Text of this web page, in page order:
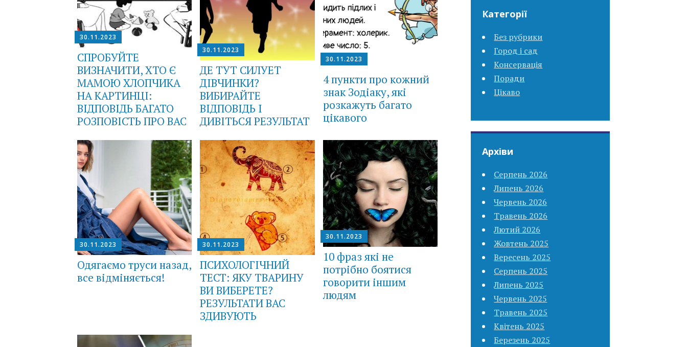
30.11.2023
СПРОБУЙТЕ
ВИЗНАЧИТИ, ХТО Є
МАМОЮ ХЛОПЧИКА
НА КАРТИНЦІ:
ВІДПОВІДЬ БАГАТО
РОЗПОВІСТЬ ПРО ВАС
30.11.2023
ДЕ ТУТ СИЛУЕТ
ДІВЧИНКИ?
ВИБИРАЙТЕ
ВІДПОВІДЬ І
ДИВІТЬСЯ РЕЗУЛЬТАТ
30.11.2023
4 пункти про кожний
знак Зодіаку, які
розкажуть багато
цікавого
30.11.2023
Одягаємо труси назад,
все відміняється!
30.11.2023
ПСИХОЛОГІЧНИЙ
ТЕСТ: ЯКУ ТВАРИНУ
ВИ ВИБЕРЕТЕ?
РЕЗУЛЬТАТИ ВАС
ЗДИВУЮТЬ
30.11.2023
10 фраз які не
потрібно боятися
говорити іншим
людям
Категорії
Без рубрики
Город і сад
Консервація
Поради
Цікаво
Архіви
Серпень 2026
Липень 2026
Червень 2026
Травень 2026
Лютий 2026
Жовтень 2025
Вересень 2025
Серпень 2025
Липень 2025
Червень 2025
Травень 2025
Квітень 2025
Березень 2025